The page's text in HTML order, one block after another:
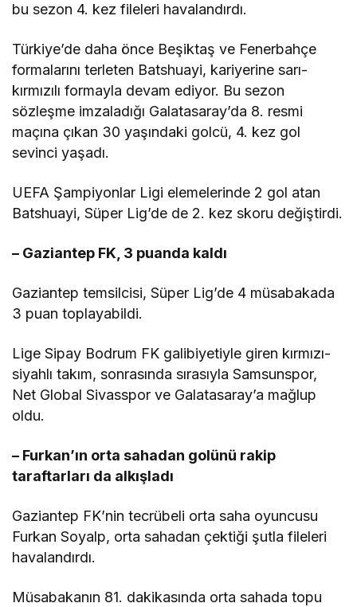
bu sezon 4. kez fileleri havalandırdı.
Türkiye’de daha önce Beşiktaş ve Fenerbahçe
formalarını terleten Batshuayi, kariyerine sarı-
kırmızılı formayla devam ediyor. Bu sezon
sözleşme imzaladığı Galatasaray’da 8. resmi
maçına çıkan 30 yaşındaki golcü, 4. kez gol
sevinci yaşadı.
UEFA Şampiyonlar Ligi elemelerinde 2 gol atan
Batshuayi, Süper Lig’de de 2. kez skoru değiştirdi.
– Gaziantep FK, 3 puanda kaldı
Gaziantep temsilcisi, Süper Lig’de 4 müsabakada
3 puan toplayabildi.
Lige Sipay Bodrum FK galibiyetiyle giren kırmızı-
siyahlı takım, sonrasında sırasıyla Samsunspor,
Net Global Sivasspor ve Galatasaray’a mağlup
oldu.
– Furkan’ın orta sahadan golünü rakip
taraftarları da alkışladı
Gaziantep FK’nin tecrübeli orta saha oyuncusu
Furkan Soyalp, orta sahadan çektiği şutla fileleri
havalandırdı.
Müsabakanın 81. dakikasında orta sahada topu